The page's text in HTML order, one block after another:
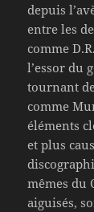
depuis
entre les
comme
l’essor du
tournant
comme
éléments
et plus
mêmes du
aiguisés,